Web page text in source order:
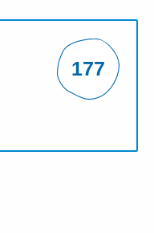
177